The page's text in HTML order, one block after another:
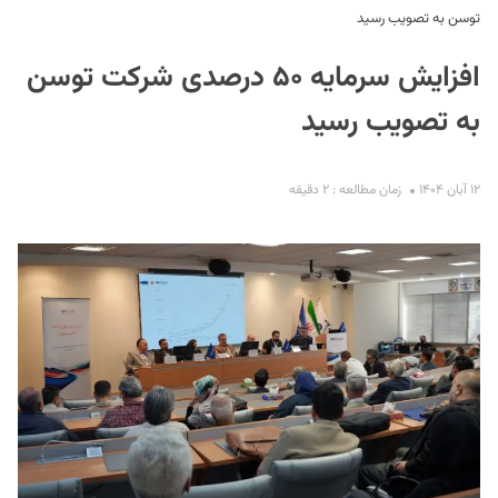
توسن به تصویب رسید
افزایش سرمایه ۵۰ درصدی شرکت توسن
به تصویب رسید
۱۲ آبان ۱۴۰۴ زمان مطالعه : ۲ دقیقه